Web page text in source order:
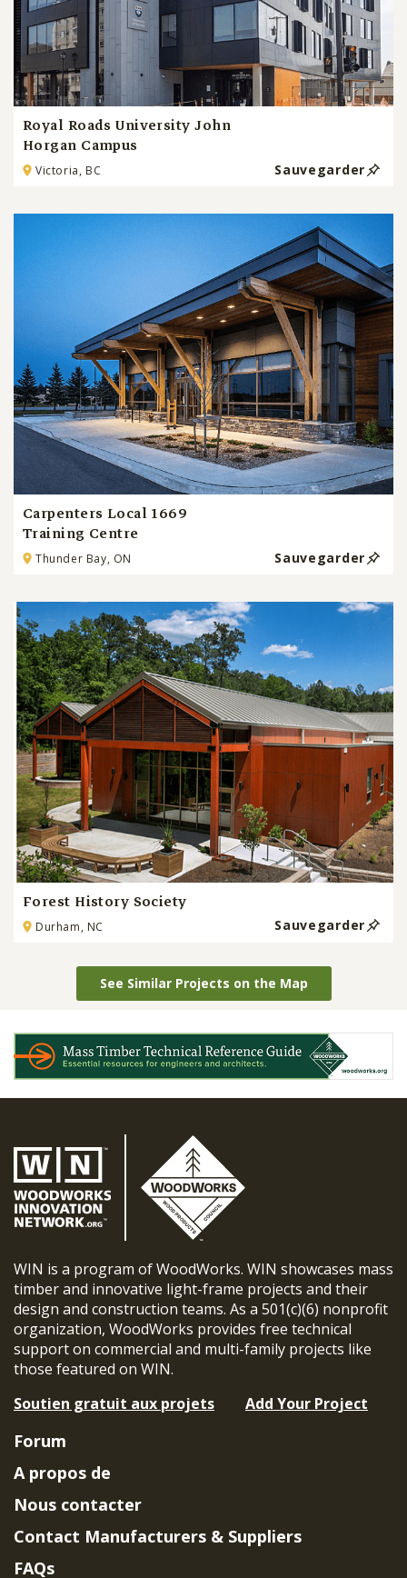
Royal Roads University John
Horgan Campus
Victoria, BC Sauvegarder
Carpenters Local 1669
Training Centre
Thunder Bay, ON Sauvegarder
Forest History Society
Durham, NC Sauvegarder
See Similar Projects on the Map
WIN is a program of WoodWorks. WIN showcases mass
timber and innovative light-frame projects and their
design and construction teams. As a 501(c)(6) nonprofit
organization, WoodWorks provides free technical
support on commercial and multi-family projects like
those featured on WIN.
Soutien gratuit aux projets
Add Your Project
Forum
A propos de
Nous contacter
Contact Manufacturers & Suppliers
FAQs